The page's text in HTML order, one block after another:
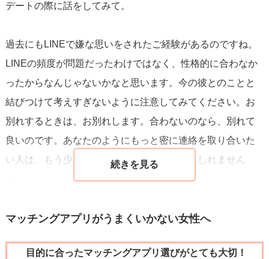
デートの際に話をしてみて。
過去にもLINEで嫌な思いをされたご経験があるのですね。
LINEの頻度が問題だったわけではなく、性格的に合わなか
ったからなんじゃないかなと思います。今の彼とのことと
結びつけて考えすぎないように注意してみてください。お
別れするときは、お別れします。合わないのなら、別れて
良いのです。あなたのようにもっと密に連絡を取り合いた
い人は、もう少し連絡マメな男性が良いかもしれません
LINEは送りたい時に送る。しつこすぎるのは問題ですが、
事で忙しいのは分かりますが、LINE1通も1週間返せないく
マッチングアプリがうまくいかない女性へ
目的に合ったマッチングアプリ選びがとても大切！